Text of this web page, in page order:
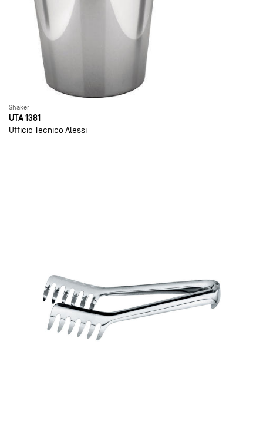
Shaker
UTA 1381
Ufficio Tecnico Alessi